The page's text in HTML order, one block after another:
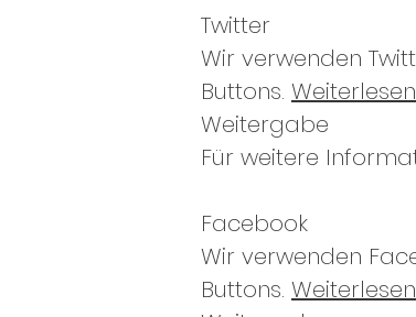
Twitter
Wir verwenden
Buttons. Weiterlesen
Weitergabe
Für weitere
Facebook
Wir verwenden
Buttons. Weiterlesen